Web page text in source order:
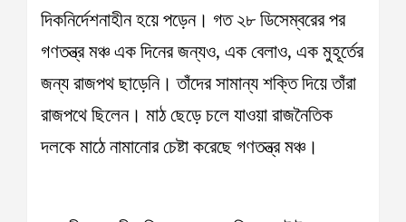
দিকনির্দেশনাহীন হয়ে পড়েন। গত ২৮ ডিসেম্বরের পর
গণতন্ত্র মঞ্চ এক দিনের জন্যও, এক বেলাও, এক মুহূর্তের
জন্য রাজপথ ছাড়েনি। তাঁদের সামান্য শক্তি দিয়ে তাঁরা
রাজপথে ছিলেন। মাঠ ছেড়ে চলে যাওয়া রাজনৈতিক
দলকে মাঠে নামানোর চেষ্টা করেছে গণতন্ত্র মঞ্চ।